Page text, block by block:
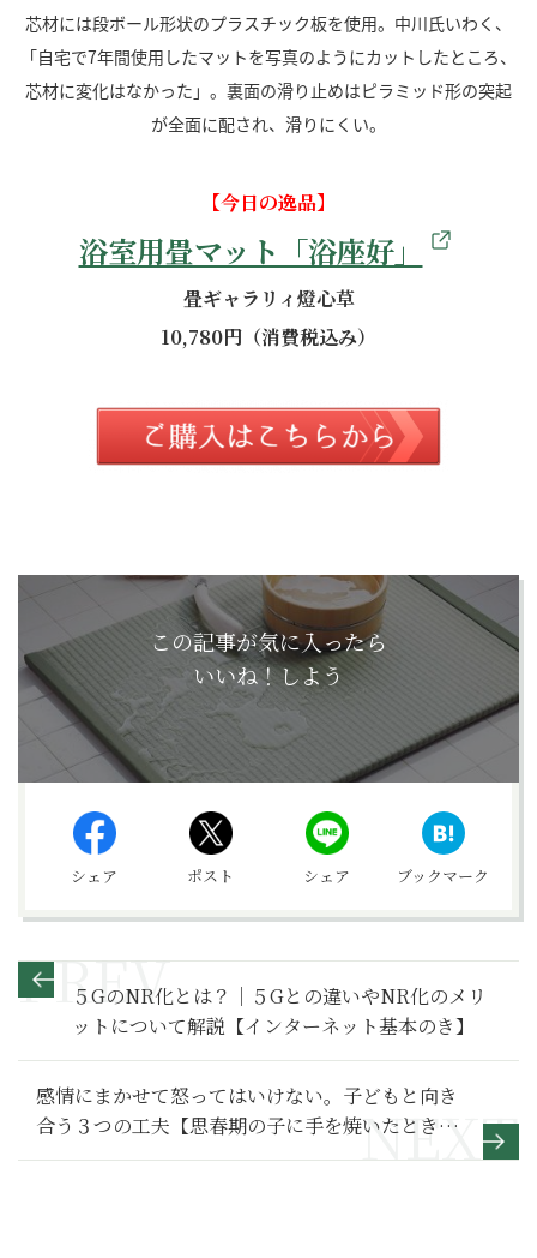
芯材には段ボール形状のプラスチック板を使用。中川氏いわく、
「自宅で7年間使用したマットを写真のようにカットしたところ、
芯材に変化はなかった」。裏面の滑り止めはピラミッド形の突起
が全面に配され、滑りにくい。
【今日の逸品】
浴室用畳マット「浴座好」
畳ギャラリィ燈心草
10,780円（消費税込み）
この記事が気に入ったら
いいね！しよう
シェア ポスト シェア ブックマーク
５GのNR化とは？｜５Gとの違いやNR化のメリ
ットについて解説【インターネット基本のき】
感情にまかせて怒ってはいけない。子どもと向き
合う３つの工夫【思春期の子に手を焼いたときの
処方箋】